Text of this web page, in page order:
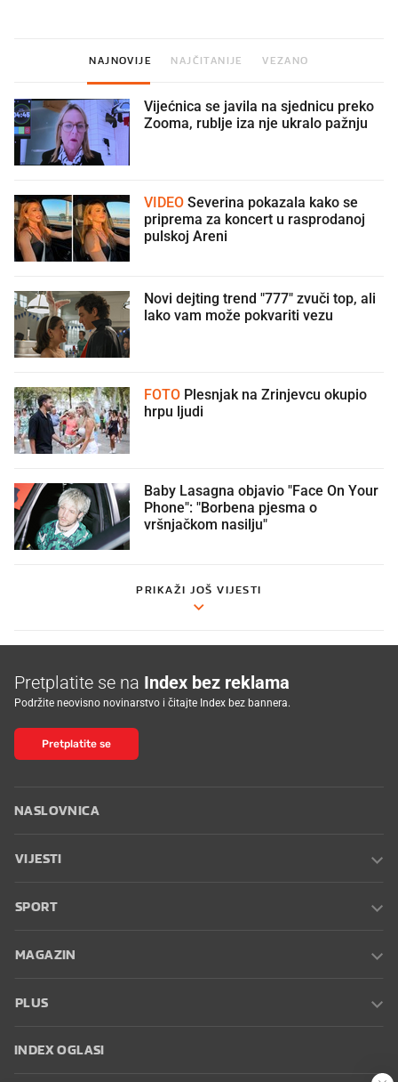
NAJNOVIJE NAJČITANIJE VEZANO
Vijećnica se javila na sjednicu preko
Zooma, rublje iza nje ukralo pažnju
VIDEO
priprema za koncert u rasprodanoj
pulskoj Areni
Novi dejting trend "777" zvuči top, ali
lako vam može pokvariti vezu
FOTO
hrpu ljudi
Baby Lasagna objavio "Face On Your
Phone": "Borbena pjesma o
vršnjačkom nasilju"
PRIKAŽI JOŠ VIJESTI
Pretplatite se na Index bez reklama
Podržite neovisno novinarstvo i čitajte Index bez bannera.
Pretplatite se
NASLOVNICA
VIJESTI
SPORT
MAGAZIN
PLUS
INDEX OGLASI